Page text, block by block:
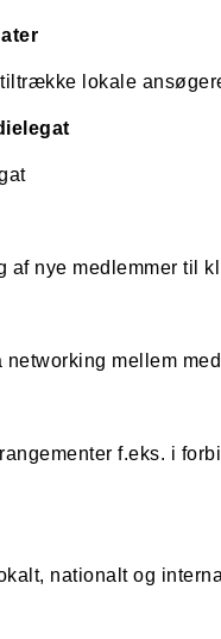
lokale
af nye medlemmer til
mellem
f.eks. i
nationalt og